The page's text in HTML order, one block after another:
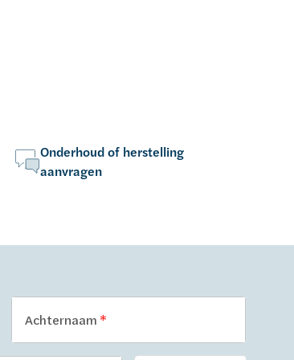
Onderhoud of herstelling
aanvragen
Achternaam